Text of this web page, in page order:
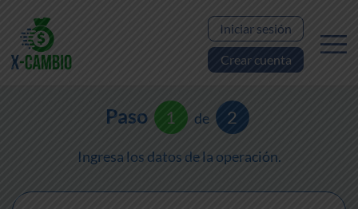
Iniciar sesión
Crear cuenta
Paso 1 de 2
Ingresa los datos de la operación.